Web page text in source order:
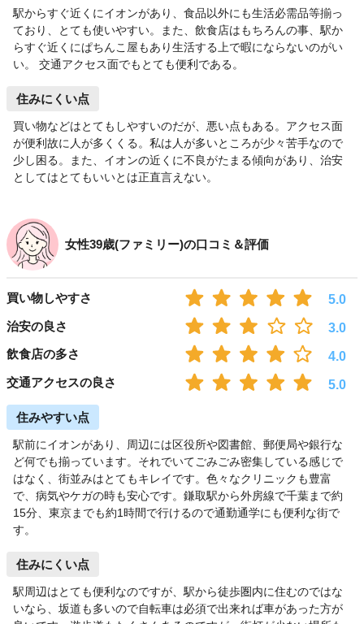
駅からすぐ近くにイオンがあり、食品以外にも生活必需品等揃っ
ており、とても使いやすい。また、飲食店はもちろんの事、駅か
らすぐ近くにぱちんこ屋もあり生活する上で暇にならないのがい
い。 交通アクセス面でもとても便利である。
住みにくい点
買い物などはとてもしやすいのだが、悪い点もある。アクセス面
が便利故に人が多くくる。私は人が多いところが少々苦手なので
少し困る。また、イオンの近くに不良がたまる傾向があり、治安
としてはとてもいいとは正直言えない。
女性39歳(ファミリー)の口コミ＆評価
買い物しやすさ
5.0
治安の良さ
3.0
飲食店の多さ
4.0
交通アクセスの良さ
5.0
住みやすい点
駅前にイオンがあり、周辺には区役所や図書館、郵便局や銀行な
ど何でも揃っています。それでいてごみごみ密集している感じで
はなく、街並みはとてもキレイです。色々なクリニックも豊富
で、病気やケガの時も安心です。鎌取駅から外房線で千葉まで約
15分、東京までも約1時間で行けるので通勤通学にも便利な街で
す。
住みにくい点
駅周辺はとても便利なのですが、駅から徒歩圏内に住むのではな
いなら、坂道も多いので自転車は必須で出来れば車があった方が